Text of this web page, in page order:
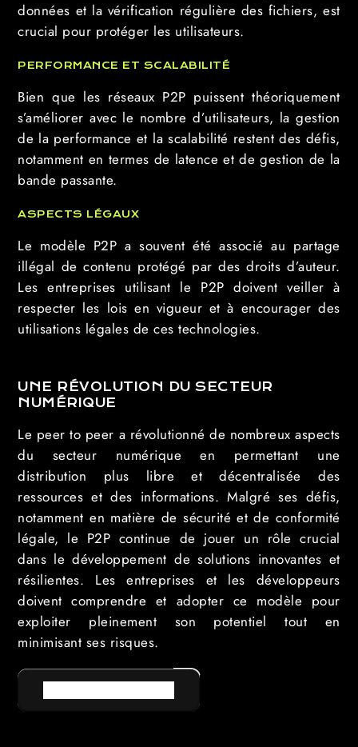
données et la vérification régulière des fichiers, est
crucial pour protéger les utilisateurs.
PERFORMANCE ET SCALABILITÉ
Bien que les réseaux P2P puissent théoriquement
s’améliorer avec le nombre d’utilisateurs, la gestion
de la performance et la scalabilité restent des défis,
notamment en termes de latence et de gestion de la
bande passante.
ASPECTS LÉGAUX
Le modèle P2P a souvent été associé au partage
illégal de contenu protégé par des droits d’auteur.
Les entreprises utilisant le P2P doivent veiller à
respecter les lois en vigueur et à encourager des
utilisations légales de ces technologies.
UNE RÉVOLUTION DU SECTEUR
NUMÉRIQUE
Le peer to peer a révolutionné de nombreux aspects
du secteur numérique en permettant une
distribution plus libre et décentralisée des
ressources et des informations. Malgré ses défis,
notamment en matière de sécurité et de conformité
légale, le P2P continue de jouer un rôle crucial
dans le développement de solutions innovantes et
résilientes. Les entreprises et les développeurs
doivent comprendre et adopter ce modèle pour
exploiter pleinement son potentiel tout en
minimisant ses risques.